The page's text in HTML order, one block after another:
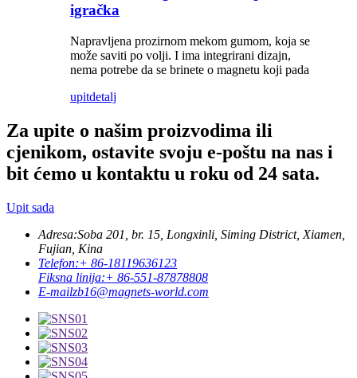
igračka
Napravljena prozirnom mekom gumom, koja se
može saviti po volji. I ima integrirani dizajn,
nema potrebe da se brinete o magnetu koji pada
upitdetalj
Za upite o našim proizvodima ili
cjenikom, ostavite svoju e-poštu na nas i
bit ćemo u kontaktu u roku od 24 sata.
Upit sada
Adresa:Soba 201, br. 15, Longxinli, Siming District, Xiamen,
Fujian, Kina
Telefon:+ 86-18119636123
Fiksna linija:+ 86-551-87878808
E-mailzb16@magnets-world.com